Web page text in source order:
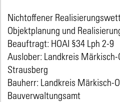
Nichtoffener
Objektplanung und
Beauftragt: HOAI §34 Lph 2-9
Auslober: Landkreis
Strausberg
Bauherr: Landkreis Märkisch-
Bauverwaltungsamt